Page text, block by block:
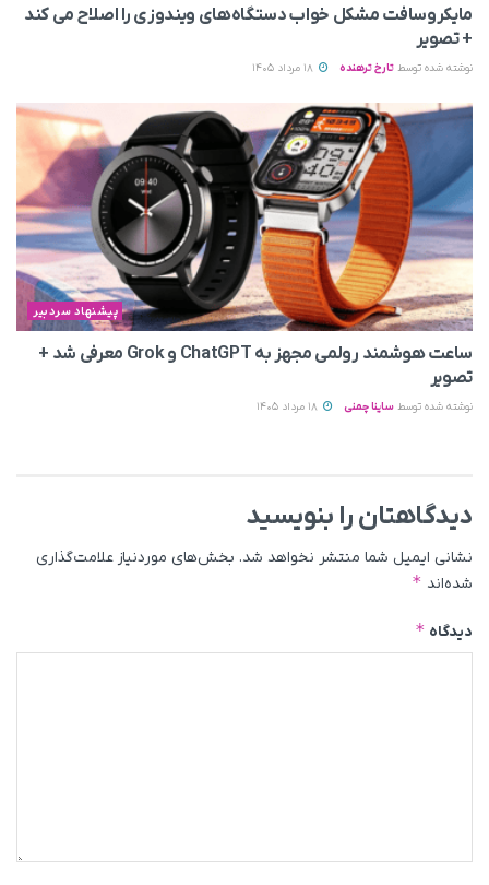
مایکروسافت مشکل خواب دستگاه‌های ویندوزی را اصلاح می‌ کند
+ تصویر
نوشته شده توسط تارخ ترهنده
پیشنهاد سردبیر
ساعت هوشمند رولمی مجهز به ChatGPT و Grok معرفی شد +
تصویر
نوشته شده توسط ساینا چمنی
دیدگاهتان را بنویسید
نشانی ایمیل شما منتشر نخواهد شد. بخش‌های موردنیاز علامت‌گذاری
شده‌اند *
دیدگاه *